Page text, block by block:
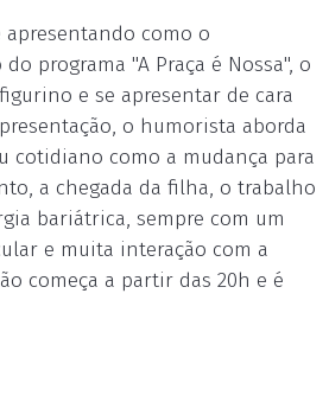
como o
programa "A Praça é Nossa", o
e se apresentar de cara
o humorista aborda
cotidiano como a mudança para
a chegada da filha, o trabalho
bariátrica, sempre com um
e muita interação com a
começa a partir das 20h e é